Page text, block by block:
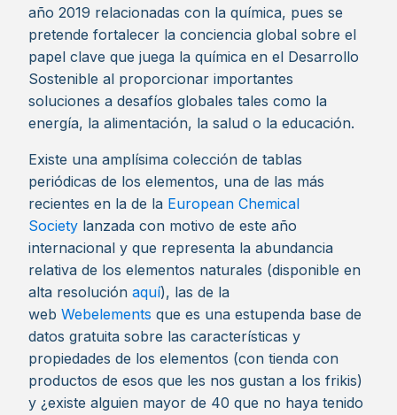
año 2019 relacionadas con la química, pues se
pretende fortalecer la conciencia global sobre el
papel clave que juega la química en el Desarrollo
Sostenible al proporcionar importantes
soluciones a desafíos globales tales como la
energía, la alimentación, la salud o la educación.
Existe una amplísima colección de tablas
periódicas de los elementos, una de las más
recientes en la de la European Chemical
Society lanzada con motivo de este año
internacional y que representa la abundancia
relativa de los elementos naturales (disponible en
alta resolución aquí), las de la
web Webelements que es una estupenda base de
datos gratuita sobre las características y
propiedades de los elementos (con tienda con
productos de esos que les nos gustan a los frikis)
y ¿existe alguien mayor de 40 que no haya tenido